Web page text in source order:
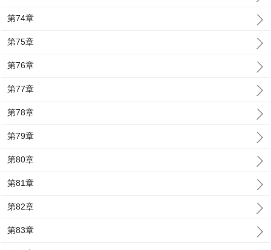
第74章
第75章
第76章
第77章
第78章
第79章
第80章
第81章
第82章
第83章